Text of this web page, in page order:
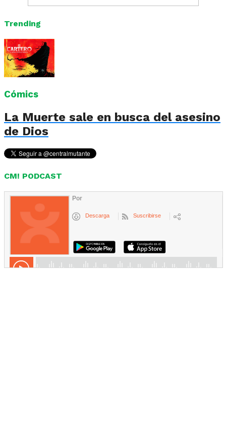
Trending
Cómics
La Muerte sale en busca del asesino
de Dios
CM! PODCAST